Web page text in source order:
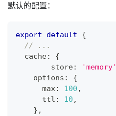
默认的配置：
export default
{
// ...
  cache
:
{
  	store
: 'memory'
    options
:
{
      max
: 100 ,
      ttl
: 10 ,
} ,